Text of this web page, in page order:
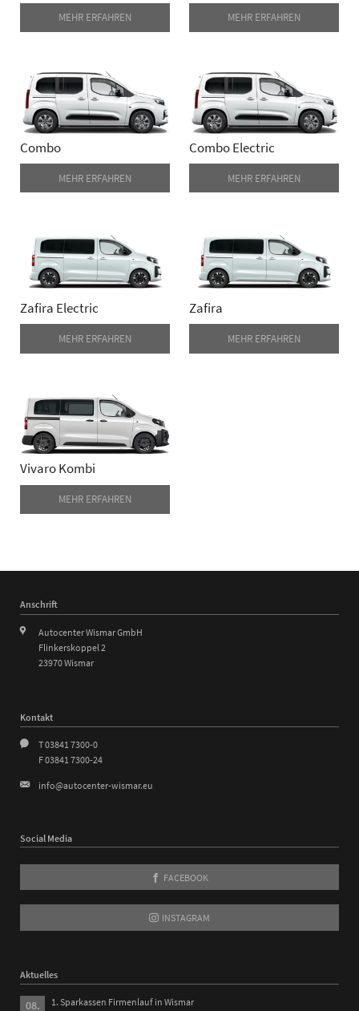
MEHR ERFAHREN MEHR ERFAHREN
Combo
MEHR ERFAHREN
Combo Electric
MEHR ERFAHREN
Zafira Electric
MEHR ERFAHREN
Zafira
MEHR ERFAHREN
Vivaro Kombi
MEHR ERFAHREN
Anschrift
Autocenter Wismar GmbH
Flinkerskoppel 2
23970 Wismar
Kontakt
T 03841 7300-0
F 03841 7300-24
info@autocenter-wismar.eu
Social Media
FACEBOOK
INSTAGRAM
Aktuelles
08. 1. Sparkassen Firmenlauf in Wismar